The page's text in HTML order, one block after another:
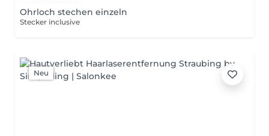
Ohrloch stechen einzeln
Stecker inclusive
Neu